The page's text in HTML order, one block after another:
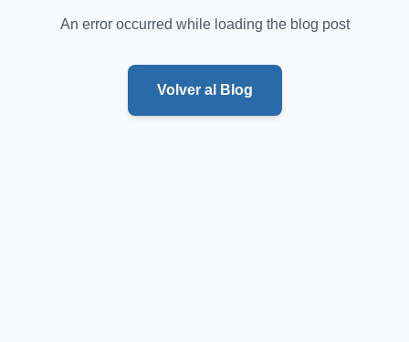
An error occurred while loading the blog post
Volver al Blog